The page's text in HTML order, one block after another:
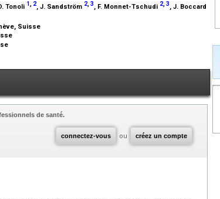
Tonoli 1, 2, J. Sandström 2,3, F. Monnet-Tschudi 2,3, J. Boccard
Suisse
connectez-vous ou créez un compte
de santé.